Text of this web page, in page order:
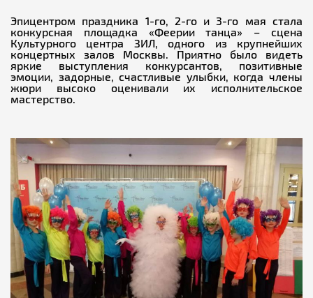
Эпицентром праздника 1-го, 2-го и 3-го мая стала
конкурсная площадка «Феерии танца» – сцена
Культурного центра ЗИЛ, одного из крупнейших
концертных залов Москвы. Приятно было видеть
яркие выступления конкурсантов, позитивные
эмоции, задорные, счастливые улыбки, когда члены
жюри высоко оценивали их исполнительское
мастерство.